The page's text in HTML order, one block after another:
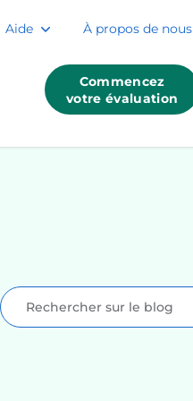
Aide À propos de nous
Commencez
votre évaluation
Rechercher: